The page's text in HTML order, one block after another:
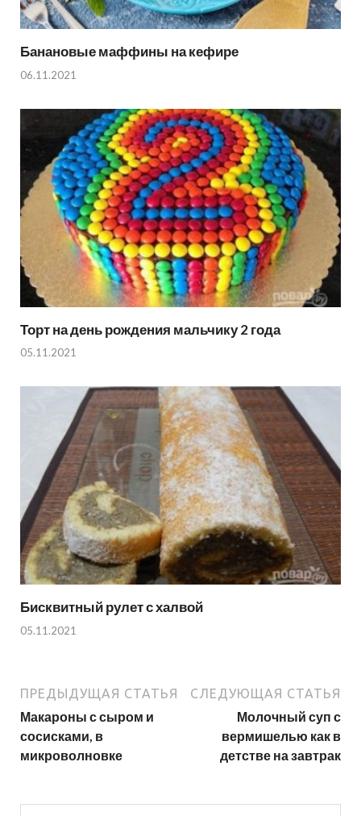
Банановые маффины на кефире
06.11.2021
Торт на день рождения мальчику 2 года
05.11.2021
Бисквитный рулет с халвой
05.11.2021
ПРЕДЫДУЩАЯ СТАТЬЯ
Макароны с сыром и
сосисками, в
микроволновке
СЛЕДУЮЩАЯ СТАТЬЯ
Молочный суп с
вермишелью как в
детстве на завтрак